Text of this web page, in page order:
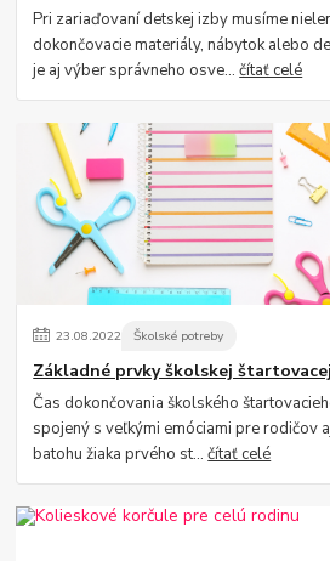
Pri zariaďovaní detskej izby musíme
dokončovacie materiály, nábytok alebo
je aj výber správneho osve...čítať celé
23.08.2022 Školské potreby
Základné prvky školskej
Čas dokončovania školského
spojený s veľkými emóciami pre rodičov
batohu žiaka prvého st...čítať celé